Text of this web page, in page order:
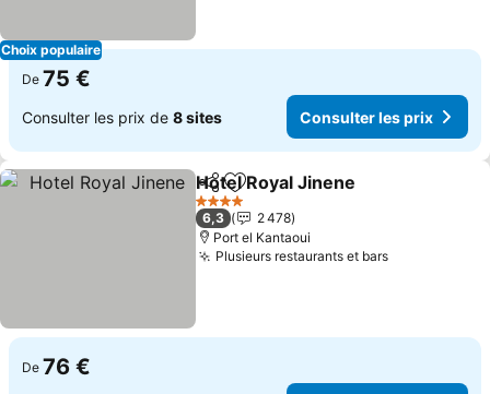
Choix populaire
De 75 €
Consulter les prix de 8 sites Consulter les prix
PartagerAjouter à mes favoris
Hotel Royal Jinene
4 Étoiles
6,3
2 478
Port el Kantaoui
Plusieurs restaurants et barsConsulter
De 76 €